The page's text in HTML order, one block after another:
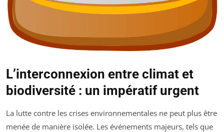
L’interconnexion entre climat et
biodiversité : un impératif urgent
La lutte contre les crises environnementales ne peut plus être
menée de manière isolée. Les événements majeurs, tels que